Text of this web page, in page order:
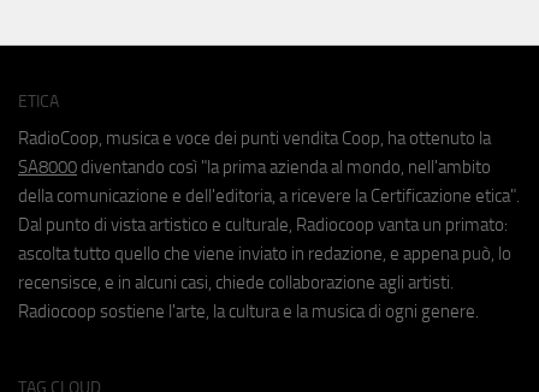
ETICA
RadioCoop, musica e voce dei punti vendita Coop, ha ottenuto la
SA8000 diventando così "la prima azienda al mondo, nell'ambito
della comunicazione e dell'editoria, a ricevere la Certificazione etica".
Dal punto di vista artistico e culturale, Radiocoop vanta un primato:
ascolta tutto quello che viene inviato in redazione, e appena può, lo
recensisce, e in alcuni casi, chiede collaborazione agli artisti.
Radiocoop sostiene l'arte, la cultura e la musica di ogni genere.
TAG CLOUD